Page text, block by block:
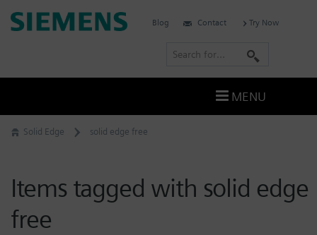
Skip
to
Solid Edge solid edge free
Items tagged with solid edge
free
Siemens
Blog Contact Try Now
r
MENU